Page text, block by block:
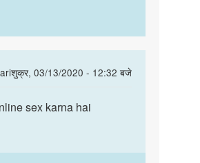
शुक्र, 03/13/2020 - 12:32 बजे
In
to
Hum
sex karna hai